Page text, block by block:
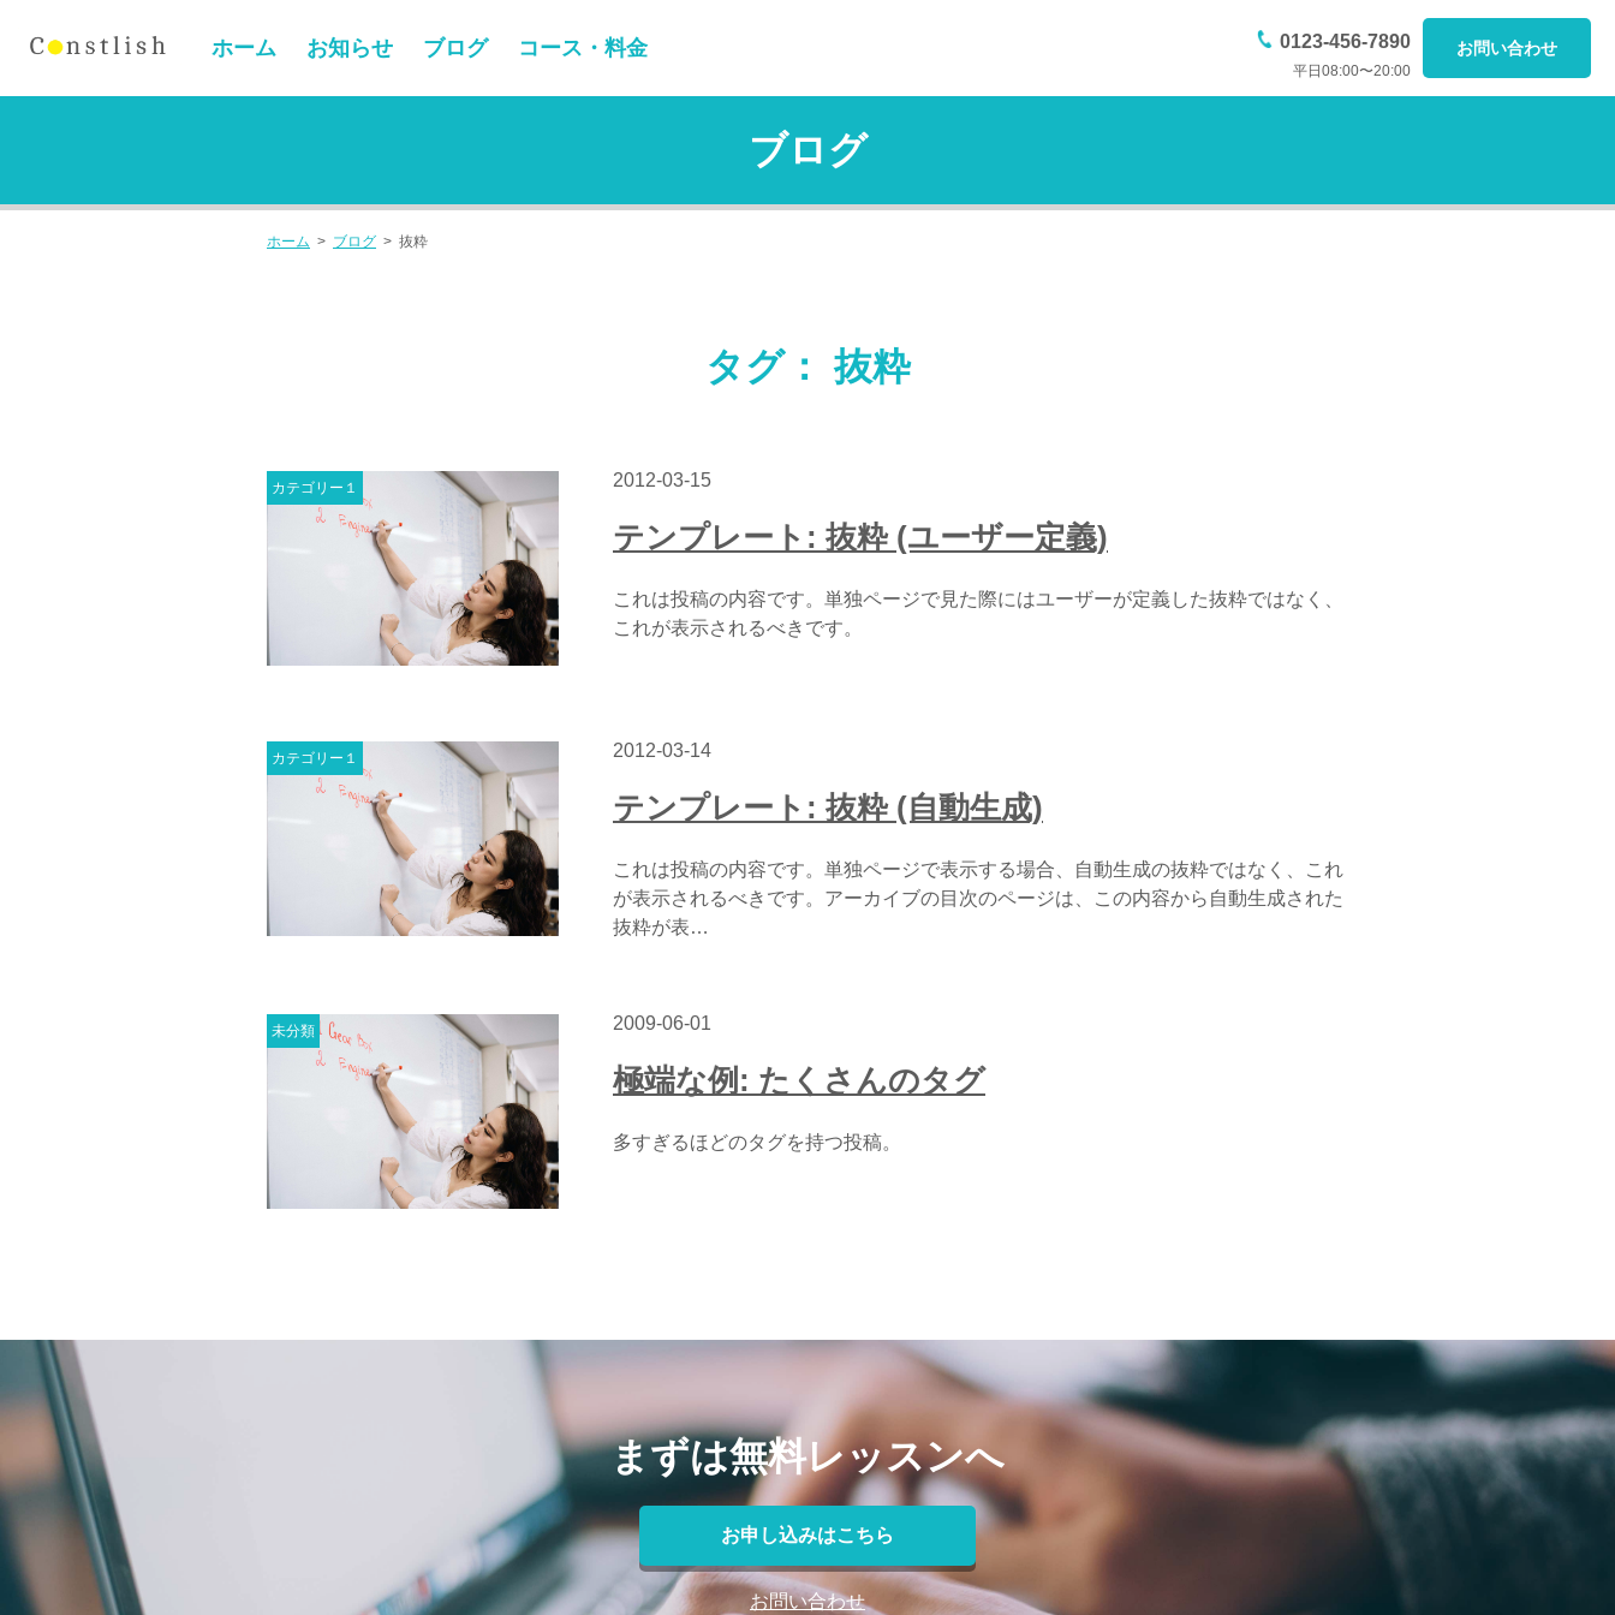
ホーム お知らせ ブログ コース・料金 0123-456-7890
平日08:00〜20:00
お問い合わせ
ブログ
ホーム > ブログ > 抜粋
タグ： 抜粋
カテゴリー１ 2012-03-15
テンプレート: 抜粋 (ユーザー定義)
これは投稿の内容です。単独ページで見た際にはユーザーが定義した抜粋ではなく、
これが表示されるべきです。
カテゴリー１ 2012-03-14
テンプレート: 抜粋 (自動生成)
これは投稿の内容です。単独ページで表示する場合、自動生成の抜粋ではなく、これ
が表示されるべきです。アーカイブの目次のページは、この内容から自動生成された
抜粋が表…
未分類 2009-06-01
極端な例: たくさんのタグ
多すぎるほどのタグを持つ投稿。
まずは無料レッスンへ
お申し込みはこちら
お問い合わせ